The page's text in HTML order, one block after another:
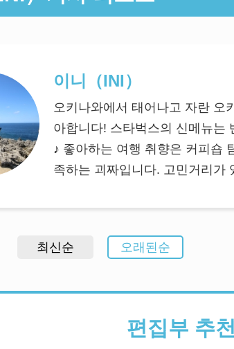
이니（INI）
오키나와에서 태어나고 자란 오
아합니다! 스타벅스의 신메뉴는
♪ 좋아하는 여행 취향은 커피숍
족하는 괴짜입니다. 고민거리가
최신순 오래된순
편집부 추